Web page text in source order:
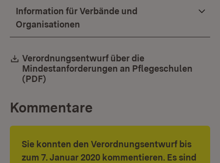
Information für Verbände und
Organisationen
Download:
Verordnungsentwurf über die
Mindestanforderungen an Pflegeschulen
(PDF)
Kommentare
Sie konnten den Verordnungsentwurf bis
zum 7. Januar 2020 kommentieren. Es sind